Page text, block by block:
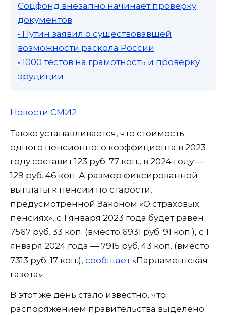
Соцфонд внезапно начинает проверку
документов
• Путин заявил о существовавшей
возможности раскола России
• 1000 тестов на грамотность и проверку
эрудиции
Новости СМИ2
Также устанавливается, что стоимость
одного пенсионного коэффициента в 2023
году составит 123 руб. 77 коп., в 2024 году —
129 руб. 46 коп. А размер фиксированной
выплаты к пенсии по старости,
предусмотренной Законом «О страховых
пенсиях», с 1 января 2023 года будет равен
7567 руб. 33 коп. (вместо 6931 руб. 91 коп.), с 1
января 2024 года — 7915 руб. 43 коп. (вместо
7313 руб. 17 коп.), сообщает«Парламентская
газета».
В этот же день стало известно, что
распоряжением правительства выделено